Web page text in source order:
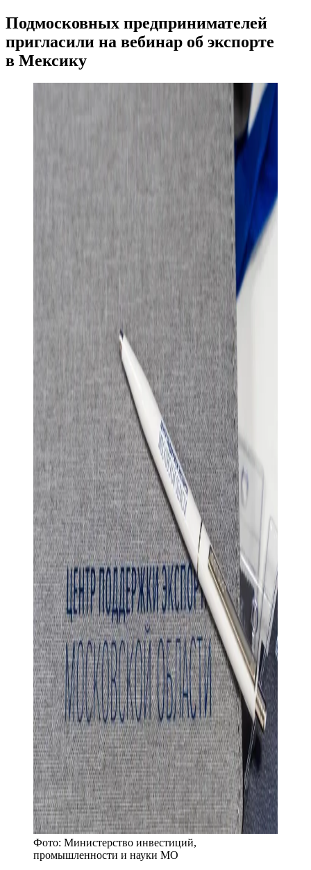
Подмосковных предпринимателей
пригласили на вебинар об экспорте
в Мексику
Фото: Министерство инвестиций,
промышленности и науки МО